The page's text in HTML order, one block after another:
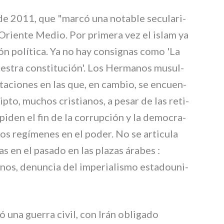
2011, que "mar­có una nota­ble secu­la­ri­
Medio. Por pri­me­ra vez el islam ya
polí­ti­ca. Ya no hay con­si­gnas como 'La
con­sti­tu­ción'. Los Hermanos musul­
en las que, en cam­bio, se encuen­
muchos cri­stia­nos, a pesar de las reti­
el fin de la cor­ru­p­ción y la demo­cra­
regí­me­nes en el poder. No se arti­cu­la
en el pasa­do en las pla­zas ára­bes :
denun­cia del impe­ria­li­smo esta­dou­ni­
una guer­ra civil, con Irán obli­ga­do